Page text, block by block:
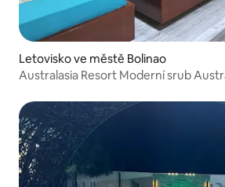
Letovisko ve městě Bolinao
Australasia Resort Moderní srub